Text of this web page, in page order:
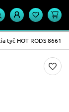
tyč HOT RODS 8661